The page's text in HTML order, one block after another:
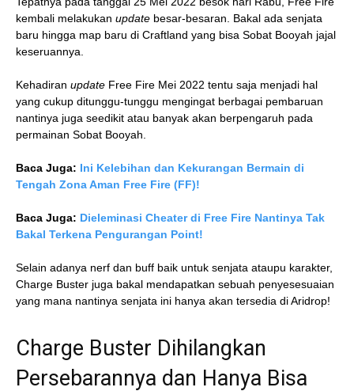
kembali melakukan update besar-besaran. Bakal ada senjata
baru hingga map baru di Craftland yang bisa Sobat Booyah jajal
keseruannya.
Kehadiran update Free Fire Mei 2022 tentu saja menjadi hal
yang cukup ditunggu-tunggu mengingat berbagai pembaruan
nantinya juga seedikit atau banyak akan berpengaruh pada
permainan Sobat Booyah.
Baca Juga: Ini Kelebihan dan Kekurangan Bermain di
Tengah Zona Aman Free Fire (FF)!
Baca Juga: Dieleminasi Cheater di Free Fire Nantinya Tak
Bakal Terkena Pengurangan Point!
Selain adanya nerf dan buff baik untuk senjata ataupu karakter,
Charge Buster juga bakal mendapatkan sebuah penyesesuaian
yang mana nantinya senjata ini hanya akan tersedia di Aridrop!
Charge Buster Dihilangkan
Persebarannya dan Hanya Bisa